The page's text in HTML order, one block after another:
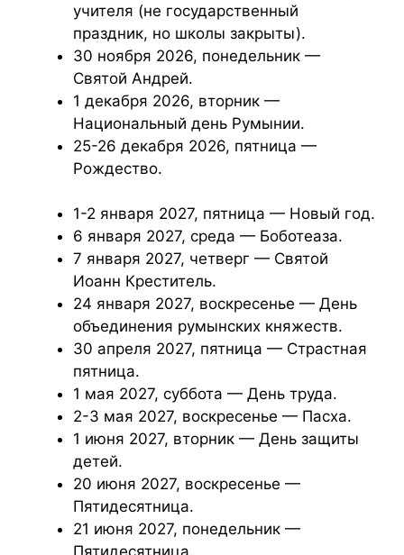
учителя (не государственный
праздник, но школы закрыты).
30 ноября 2026, понедельник —
Святой Андрей.
1 декабря 2026, вторник —
Национальный день Румынии.
25-26 декабря 2026, пятница —
Рождество.
1-2 января 2027, пятница — Новый год.
6 января 2027, среда — Боботеаза.
7 января 2027, четверг — Святой
Иоанн Креститель.
24 января 2027, воскресенье — День
объединения румынских княжеств.
30 апреля 2027, пятница — Страстная
пятница.
1 мая 2027, суббота — День труда.
2-3 мая 2027, воскресенье — Пасха.
1 июня 2027, вторник — День защиты
детей.
20 июня 2027, воскресенье —
Пятидесятница.
21 июня 2027, понедельник —